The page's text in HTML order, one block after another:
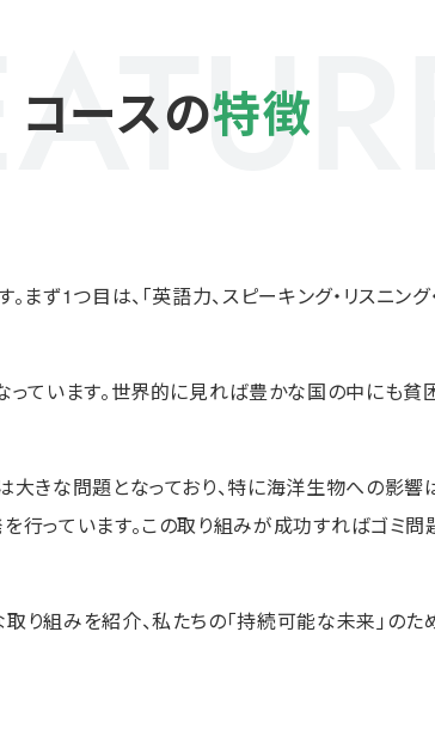
コースの特徴
ず1つ目は、「英語力、スピーキング・リスニング
っています。世界的に見れば豊かな国の中にも
大きな問題となっており、特に海洋生物への影響
行っています。この取り組みが成功すればゴミ
り組みを紹介、私たちの「持続可能な未来」の